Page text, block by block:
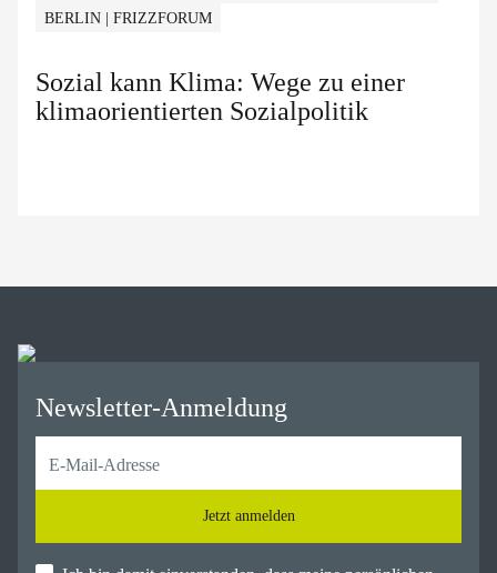
BERLIN | FRIZZFORUM
Sozial kann Klima: Wege zu einer
klimaorientierten Sozialpolitik
Newsletter-Anmeldung
Jetzt anmelden